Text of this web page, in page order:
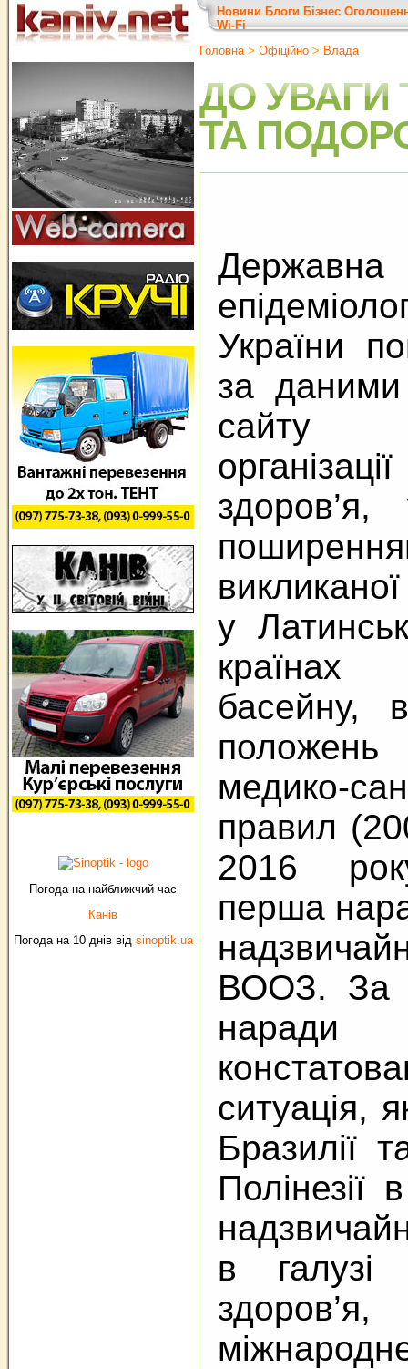
Погода на найближчий час
Канів
Погода на 10 днів від sinoptik.ua
Новини Блоги Бізнес
Wi-Fi
Головна> Офіційно > Влада
ДО УВАГИ
ТА
України
за даними
сайту
здоров’я,
у
країнах
басейну,
положень
медико-
правил
2016
перша
ВООЗ. За
ситуація,
Бразилії
Полінезії
в галузі